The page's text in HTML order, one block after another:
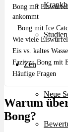
Studien
Zen
Neue
Bong mit
ankommt
Bong mit Ice
Wie viele
Eis vs. kaltes
Fazit zu Bong mit
Häufige Fragen
Warum
Bong?